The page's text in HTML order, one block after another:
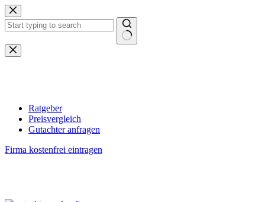
Zum
Inhalt
springen
Keine
Ergebnisse
Ratgeber
Preisvergleich
Gutachter anfragen
Firma kostenfrei eintragen